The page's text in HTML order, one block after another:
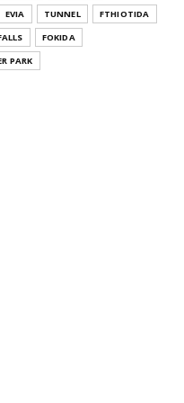
Pa...
EVIA TUNNEL
FTHIOTIDA
FOKIDA
PARK